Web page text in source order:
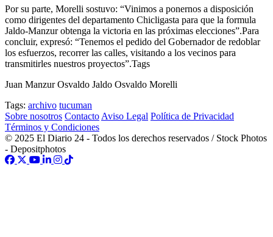
Por su parte, Morelli sostuvo: “Vinimos a ponernos a disposición
como dirigentes del departamento Chicligasta para que la formula
Jaldo-Manzur obtenga la victoria en las próximas elecciones”.Para
concluir, expresó: “Tenemos el pedido del Gobernador de redoblar
los esfuerzos, recorrer las calles, visitando a los vecinos para
transmitirles nuestros proyectos”.Tags
Juan Manzur Osvaldo Jaldo Osvaldo Morelli
Tags: archivo tucuman
Sobre nosotros Contacto Aviso Legal Política de Privacidad
Términos y Condiciones
© 2025 El Diario 24 - Todos los derechos reservados / Stock Photos
- Depositphotos